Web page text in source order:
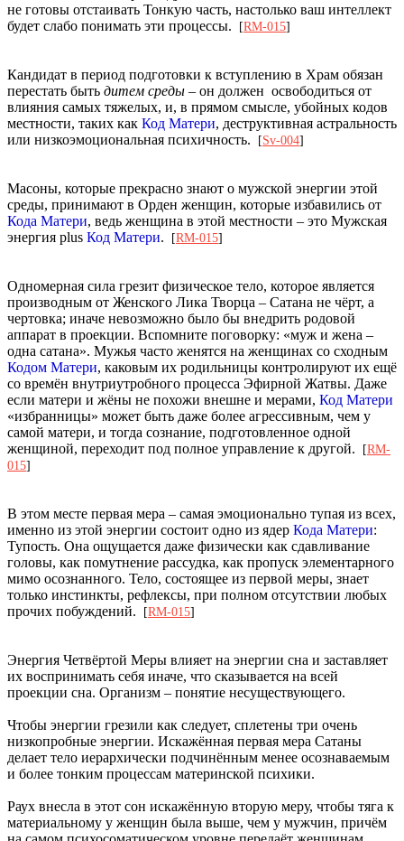
не готовы отстаивать Тонкую часть, настолько ваш интеллект
будет слабо понимать эти процессы.
[RM-015]
Кандидат в период подготовки к вступлению в Храм обязан
перестать быть дитем среды – он должен освободиться от
влияния самых тяжелых, и, в прямом смысле, убойных кодов
местности, таких как Код Матери, деструктивная астральность
или низкоэмоциональная психичность.
[Sv-004]
Масоны, которые прекрасно знают о мужской энергии этой
среды, принимают в Орден женщин, которые избавились от
Кода Матери, ведь женщина в этой местности – это Мужская
энергия plus Код Матери. [RM-015]
Одномерная сила грезит физическое тело, которое является
производным от Женского Лика Творца – Сатана не чёрт, а
чертовка; иначе невозможно было бы внедрить родовой
аппарат в проекции. Вспомните поговорку: «муж и жена –
одна сатана». Мужья часто женятся на женщинах со сходным
Кодом Матери, каковым их родильницы контролируют их ещё
со времён внутриутробного процесса Эфирной Жатвы. Даже
если матери и жёны не похожи внешне и мерами, Код Матери
«избранницы» может быть даже более агрессивным, чем у
самой матери, и тогда сознание, подготовленное одной
женщиной, переходит под полное управление к другой.
[RM-
015]
В этом месте первая мера – самая эмоционально тупая из всех,
именно из этой энергии состоит одно из ядер Кода Матери:
Тупость. Она ощущается даже физически как сдавливание
головы, как помутнение рассудка, как пропуск элементарного
мимо осознанного. Тело, состоящее из первой меры, знает
только инстинкты, рефлексы, при полном отсутствии любых
прочих побуждений.
[RM-015]
Энергия Четвёртой Меры влияет на энергии сна и заставляет
их воспринимать себя иначе, что сказывается на всей
проекции сна. Организм – понятие несуществующего.
Чтобы энергии грезили как следует, сплетены три очень
низкопробные энергии. Искажённая первая мера Сатаны
делает тело иерархически подчинённым менее осознаваемым
и более тонким процессам материнской психики.
Раух внесла в этот сон искажённую вторую меру, чтобы тяга к
материальному у женщин была выше, чем у мужчин, причём